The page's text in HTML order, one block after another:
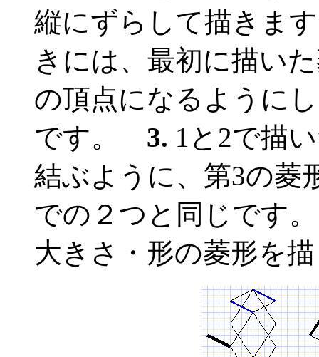
縦にずらして描きま
きには、最初に描い
の頂点になるように
です。 3. 1と2で描
結ぶように、第3の菱
での２つと同じで
大きさ・形の菱形を